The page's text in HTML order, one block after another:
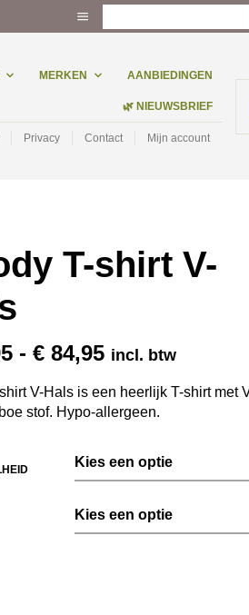
MERKEN AANBIEDINGEN
🌿 NIEUWSBRIEF
Privacy Contact Mijn account
T-shirt V-
- €84,95Prijsklasse:
tot
€ 84,95
incl. btw
V-Hals is een heerlijk T-shirt met
stof. Hypo-allergeen.